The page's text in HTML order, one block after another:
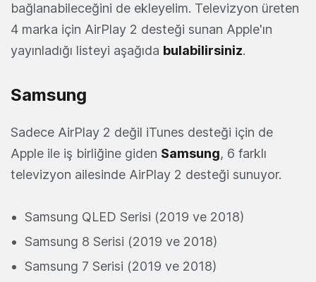
bağlanabileceğini de ekleyelim. Televizyon üreten
4 marka için AirPlay 2 desteği sunan Apple'ın
yayınladığı listeyi aşağıda bulabilirsiniz.
Samsung
Sadece AirPlay 2 değil iTunes desteği için de
Apple ile iş birliğine giden Samsung, 6 farklı
televizyon ailesinde AirPlay 2 desteği sunuyor.
Samsung QLED Serisi (2019 ve 2018)
Samsung 8 Serisi (2019 ve 2018)
Samsung 7 Serisi (2019 ve 2018)